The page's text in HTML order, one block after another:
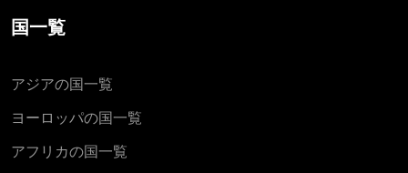
国一覧
アジアの国一覧
ヨーロッパの国一覧
アフリカの国一覧